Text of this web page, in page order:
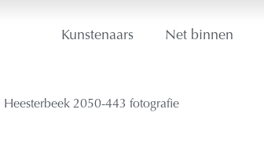
Kunstenaars Net binnen